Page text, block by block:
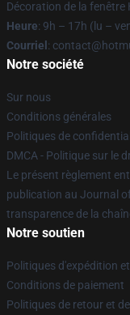
Décoration de la fenêtre
Heure: 9h – 17h (lu –
Courriel :
Notre société
Sur nous
Conditions générales
Politiques de
DMCA - Politique sur le
Le présent règlement
publication au Journal
transparence de la
Notre soutien
Politiques d'expédition
Conditions de paiement
Politiques de retour et